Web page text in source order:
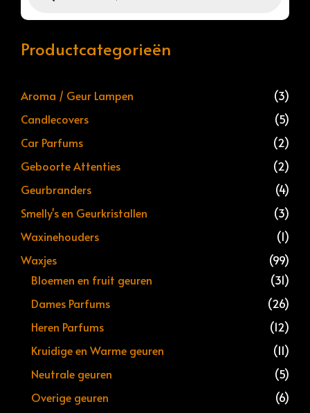
Productcategorieën
Aroma / Geur Lampen
(3)
Candlecovers
(5)
Car Parfums
(2)
Geboorte Attenties
(2)
Geurbranders
(4)
Smelly's en Geurkristallen
(3)
Waxinehouders
(1)
Waxjes
(99)
Bloemen en fruit geuren
(31)
Dames Parfums
(26)
Heren Parfums
(12)
Kruidige en Warme geuren
(11)
Neutrale geuren
(5)
Overige geuren
(6)